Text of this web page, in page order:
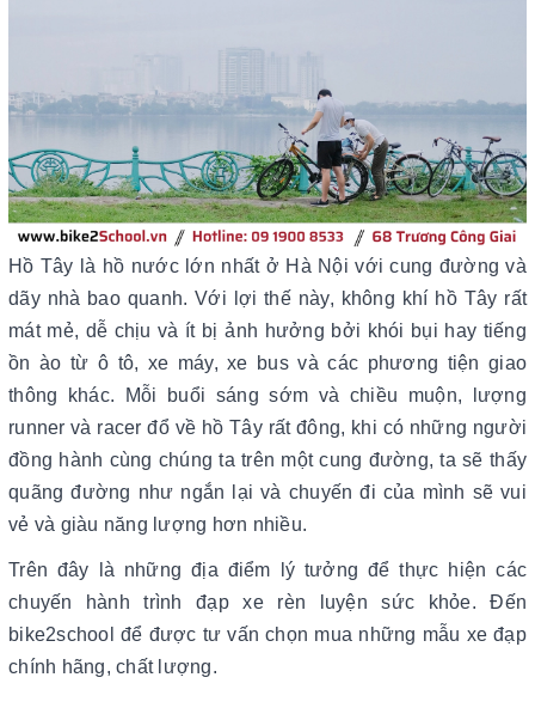
Hồ Tây là hồ nước lớn nhất ở Hà Nội với cung đường và
dãy nhà bao quanh. Với lợi thế này, không khí hồ Tây rất
mát mẻ, dễ chịu và ít bị ảnh hưởng bởi khói bụi hay tiếng
ồn ào từ ô tô, xe máy, xe bus và các phương tiện giao
thông khác. Mỗi buổi sáng sớm và chiều muộn, lượng
runner và racer đổ về hồ Tây rất đông, khi có những người
đồng hành cùng chúng ta trên một cung đường, ta sẽ thấy
quãng đường như ngắn lại và chuyến đi của mình sẽ vui
vẻ và giàu năng lượng hơn nhiều.
Trên đây là những địa điểm lý tưởng để thực hiện các
chuyến hành trình đạp xe rèn luyện sức khỏe. Đến
bike2school để được tư vấn chọn mua những mẫu xe đạp
chính hãng, chất lượng.